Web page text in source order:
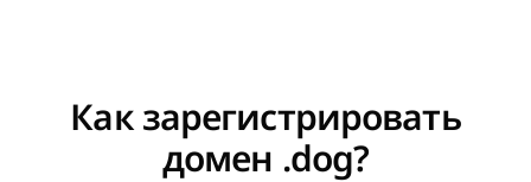
Как зарегистрировать
домен .dog?